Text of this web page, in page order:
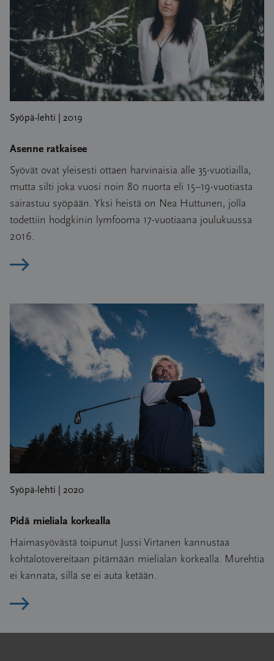
Syöpä-lehti | 2019
Asenne ratkaisee
Syövät ovat yleisesti ottaen harvinaisia alle 35-vuotiailla,
mutta silti joka vuosi noin 80 nuorta eli 15–19-vuotiasta
sairastuu syöpään. Yksi heistä on Nea Huttunen, jolla
todettiin hodgkinin lymfooma 17-vuotiaana joulukuussa
2016.
Lue artikkeli
Syöpä-lehti | 2020
Pidä mieliala korkealla
Haimasyövästä toipunut Jussi Virtanen kannustaa
kohtalotovereitaan pitämään mielialan korkealla. Murehtia
ei kannata, sillä se ei auta ketään.
Lue artikkeli